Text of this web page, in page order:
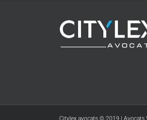
Citylex avocats © 2019 | Avocats